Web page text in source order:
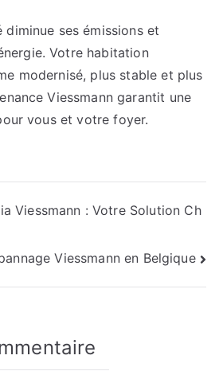
ses émissions et
Votre habitation
modernisé, plus stable et plus
Viessmann garantit une
vous et votre foyer.
Viessmann : Votre Solution Ch
Viessmann en Belgique